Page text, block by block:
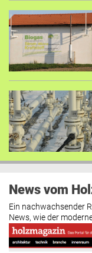
News vom
Ein nachwachsender
News, wie der